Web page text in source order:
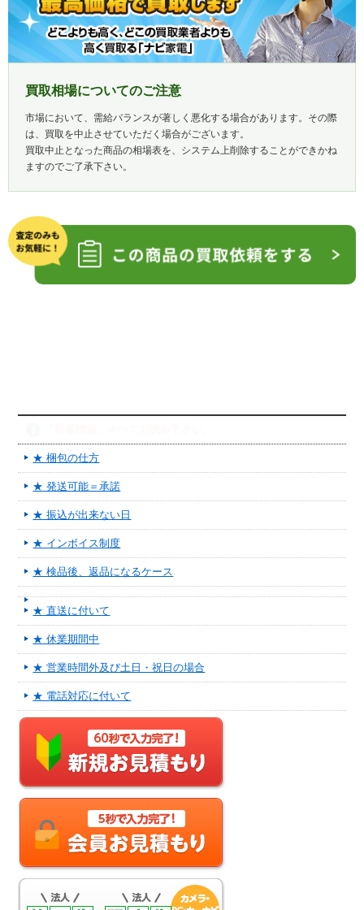
買取相場についてのご注意
市場において、需給バランスが著しく悪化する場合があります。その際
は、買取を中止させていただく場合がございます。
買取中止となった商品の相場表を、システム上削除することができかね
ますのでご了承下さい。
★ 梱包の仕方
★ 発送可能＝承諾
★ 振込が出来ない日
★ インボイス制度
★ 検品後、返品になるケース
★ 直送に付いて
★ 休業期間中
★ 営業時間外及び土日・祝日の場合
★ 電話対応に付いて